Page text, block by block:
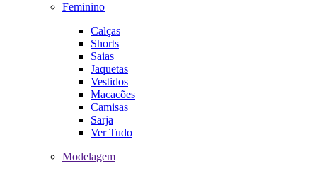
Feminino
Calças
Shorts
Saias
Jaquetas
Vestidos
Macacões
Camisas
Sarja
Ver Tudo
Modelagem